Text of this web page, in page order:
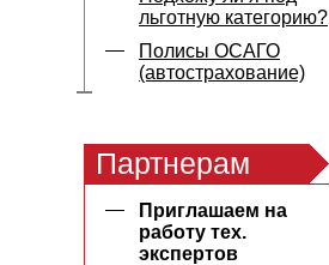
льготную категорию?
Полисы ОСАГО
(автострахование)
Партнерам
Приглашаем на
работу тех.
экспертов